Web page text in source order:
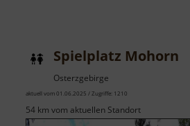
Spielplatz Mohorn
Osterzgebirge
aktuell vom 01.06.2025 / Zugriffe: 1210
54 km vom aktuellen Standort